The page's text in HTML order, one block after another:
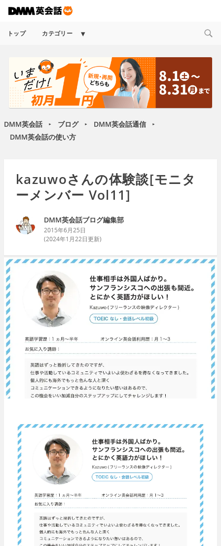
トップ カテゴリー
Expand
DMM英会話 ► ブログ ► DMM英会話通信 ►
DMM英会話の使い方
kazuwoさんの体験談[モニタ
ーメンバー Vol11]
DMM英会話ブログ編集部
2015年6月25日
(2024年1月22日更新)